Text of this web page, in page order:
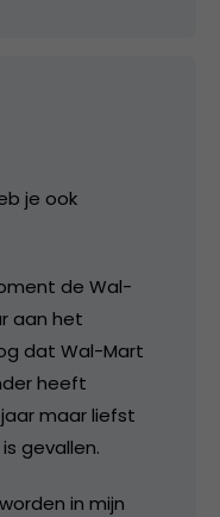
je ook
de Wal-
aan het
dat Wal-Mart
heeft
maar liefst
gevallen.
in mijn